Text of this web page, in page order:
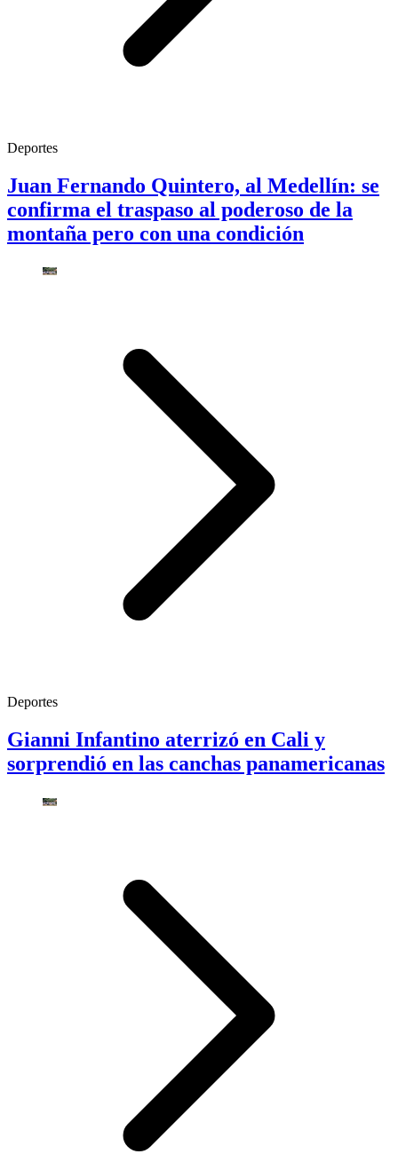
Deportes
Juan Fernando Quintero, al Medellín: se
confirma el traspaso al poderoso de la
montaña pero con una condición
Deportes
Gianni Infantino aterrizó en Cali y
sorprendió en las canchas panamericanas